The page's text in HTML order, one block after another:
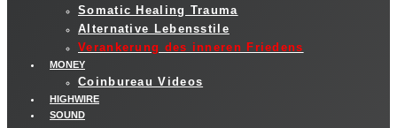
Somatic Healing Trauma
Alternative Lebensstile
Verankerung des inneren Friedens
MONEY
Coinbureau Videos
HIGHWIRE
SOUND